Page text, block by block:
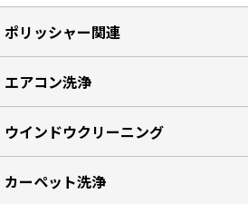
ポリッシャー関連
エアコン洗浄
ウインドウクリーニング
カーペット洗浄